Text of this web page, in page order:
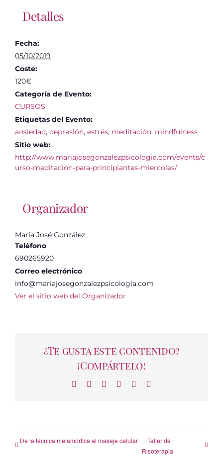
Detalles
Fecha:
05/10/2019
Coste:
120€
Categoría de Evento:
CURSOS
Etiquetas del Evento:
ansiedad, depresión, estrés, meditación, mindfulness
Sitio web:
http://www.mariajosegonzalezpsicologia.com/events/c
urso-meditacion-para-principiantes-miercoles/
Organizador
María José González
Teléfono
690265920
Correo electrónico
info@mariajosegonzalezpsicologia.com
Ver el sitio web del Organizador
¿Te gusta este contenido?
¡Compártelo!
Facebook LinkedInWhatsAppTelegram
De la técnica metamórfica al masaje celular
Taller de
Risoterapia